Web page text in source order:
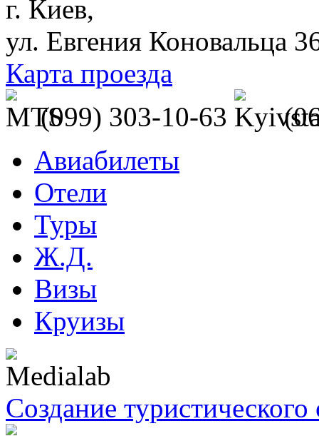
г. Киев,
ул. Евгения Коновальца
Карта проезда
(099) 303-10-63
Авиабилеты
Отели
Туры
Ж.Д.
Визы
Круизы
Создание туристического